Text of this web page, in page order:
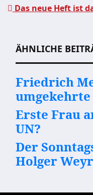
Das neue Heft ist
ÄHNLICHE
Friedrich
Erste Frau
UN?
Der
Holger